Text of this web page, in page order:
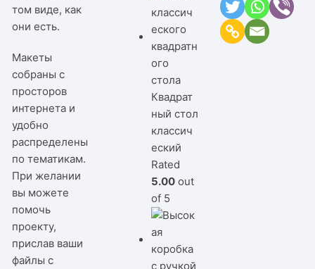
том виде, как
они есть.
Макеты
собраны с
просторов
интернета и
удобно
распределены
по тематикам.
При желании
вы можете
помочь
проекту,
прислав ваши
файлы с
Квадрат
ный стол
классич
еский
Rated
5.00 out
of 5